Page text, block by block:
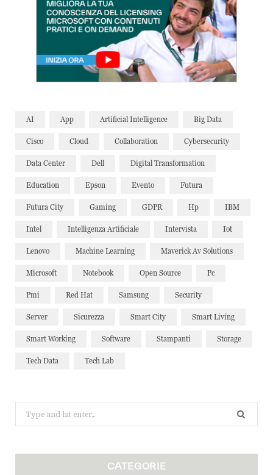
AI App Artificial Intelligence Big Data
Cisco Cloud Collaboration Cybersecurity
Data Center Dell Digital Transformation
Education Epson Evento Futura
Futura City Gaming GDPR Hp IBM
Intel Intelligenza Artificiale Intervista Iot
Lenovo Machine Learning Maverick Av Solutions
Microsoft Notebook Open Source Pc
Pmi Red Hat Samsung Security
Server Sicurezza Smart City Smart Living
Smart Working Software Stampanti Storage
Tech Data Tech Lab
for:
CATEGORIE